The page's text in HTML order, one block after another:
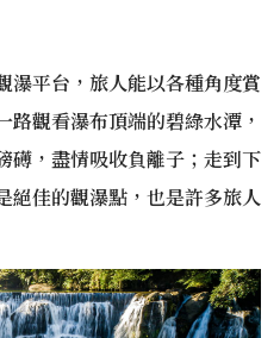
瀑平台，旅人能以各種角度賞
觀看瀑布頂端的碧綠水潭，
礡，盡情吸收負離子；走到下
絕佳的觀瀑點，也是許多旅人